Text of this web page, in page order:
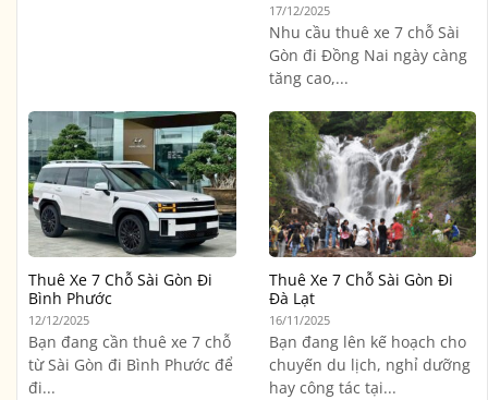
17/12/2025
Nhu cầu thuê xe 7 chỗ Sài
Gòn đi Đồng Nai ngày càng
tăng cao,...
Thuê Xe 7 Chỗ Sài Gòn Đi
Bình Phước
12/12/2025
Bạn đang cần thuê xe 7 chỗ
từ Sài Gòn đi Bình Phước để
đi...
Thuê Xe 7 Chỗ Sài Gòn Đi
Đà Lạt
16/11/2025
Bạn đang lên kế hoạch cho
chuyến du lịch, nghỉ dưỡng
hay công tác tại...